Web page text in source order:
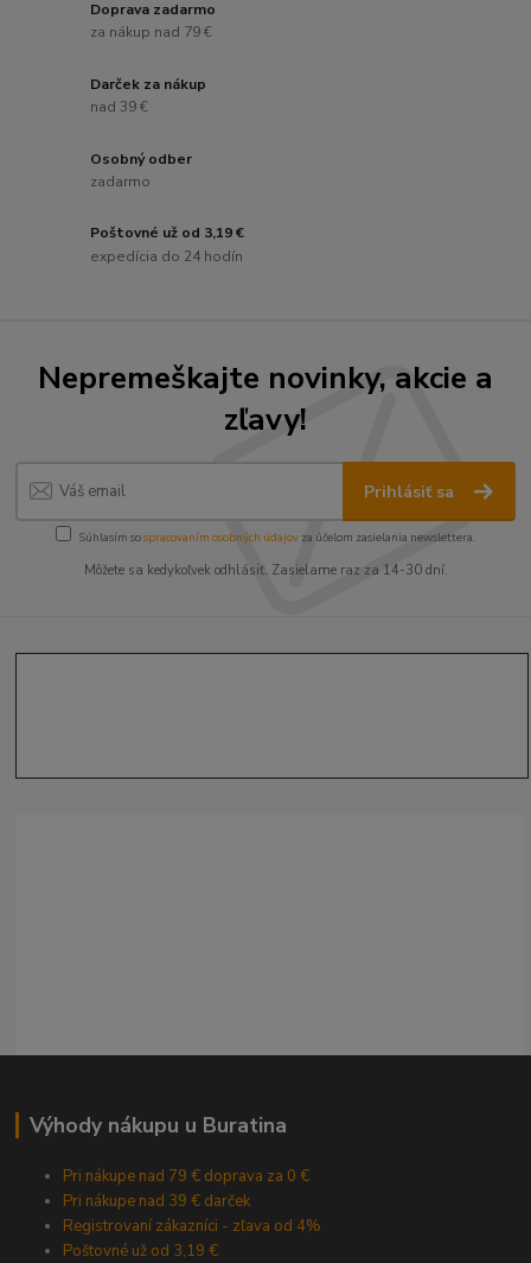
Doprava zadarmo
za nákup nad 79 €
Darček za nákup
nad 39 €
Osobný odber
zadarmo
Poštovné už od 3,19 €
expedícia do 24 hodín
Nepremeškajte novinky, akcie a
zľavy!
Prihlásiť sa
Súhlasím sospracovaním osobných údajov za účelom zasielania newslettera.
Môžete sa kedykoľvek odhlásiť. Zasielame raz za 14-30 dní.
Výhody nákupu u Buratina
Pri nákupe nad 79 € doprava za 0 €
Pri nákupe nad 39 € darček
Registrovaní zákazníci - zľava od 4%
Poštovné už od 3,19 €